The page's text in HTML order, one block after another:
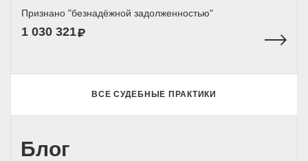
Признано "безнадёжной задолженностью"
1 030 321
ВСЕ СУДЕБНЫЕ ПРАКТИКИ
Блог